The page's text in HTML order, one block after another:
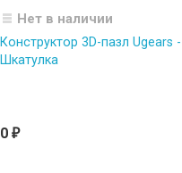
Нет в наличии
Конструктор 3D-пазл Ugears -
Шкатулка
0 ₽